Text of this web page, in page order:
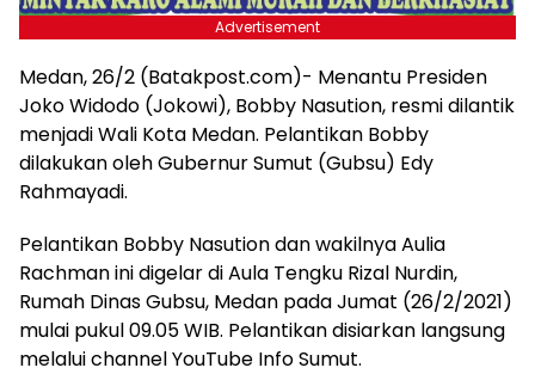
Advertisement
Medan, 26/2 (Batakpost.com)- Menantu Presiden
Joko Widodo (Jokowi), Bobby Nasution, resmi dilantik
menjadi Wali Kota Medan. Pelantikan Bobby
dilakukan oleh Gubernur Sumut (Gubsu) Edy
Rahmayadi.
Pelantikan Bobby Nasution dan wakilnya Aulia
Rachman ini digelar di Aula Tengku Rizal Nurdin,
Rumah Dinas Gubsu, Medan pada Jumat (26/2/2021)
mulai pukul 09.05 WIB. Pelantikan disiarkan langsung
melalui channel YouTube Info Sumut.